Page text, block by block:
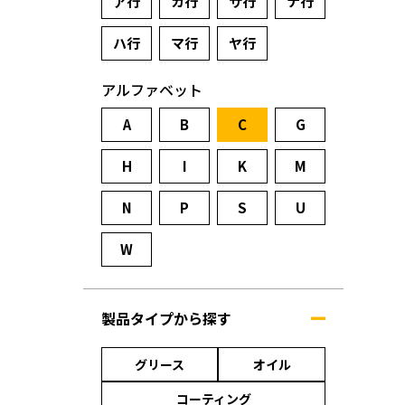
ハ行 マ行 ヤ行
アルファベット
A B C G
H I K M
N P S U
W
製品タイプから探す
グリース
オイル
コーティング